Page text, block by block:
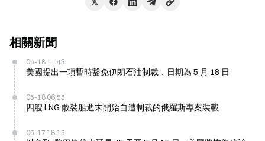
相關新聞
05-18 11:43
美國提出一項暫時豁免伊朗石油制裁，日期為 5 月 18 日
05-18 06:55
四艘 LNG 散裝船週末開始自遭制裁的俄羅斯專案裝載
05-17 18:15